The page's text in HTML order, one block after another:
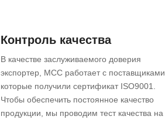
Контроль качества
В качестве заслуживаемого доверия
экспортер, MCC работает с поставщиками,
которые получили сертификат ISO9001.
Чтобы обеспечить постоянное качество
продукции, мы проводим тест качества на